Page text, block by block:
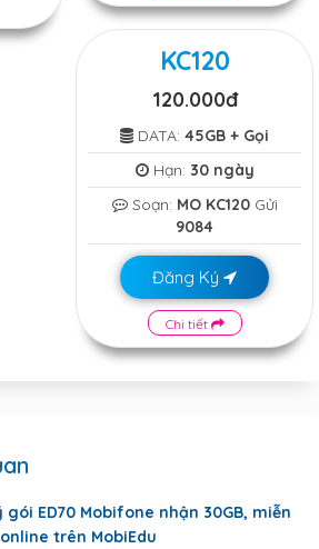
KC120
120.000đ
DATA: 45GB + Gọi
Hạn: 30 ngày
Soạn: MO KC120Gửi
9084
Đăng Ký
Chi tiết
ED70 Mobifone nhận 30GB, miễn
trên MobiEdu